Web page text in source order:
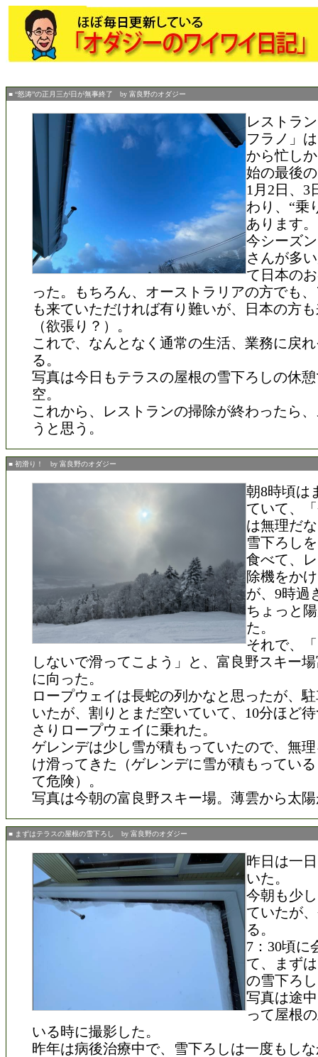
■ “怒涛”の正月三が日が無事終了 by 富良野のオダジー
レストラ
フラノ」
から忙し
始の最後
1月2日、3
わり、“乗
あります。
今シーズ
さんが多
て日本の
った。もちろん、オーストラリアの方でも
も来ていただければ有り難いが、日本の方
（欲張り？）。
これで、なんとなく通常の生活、業務に戻
る。
写真は今日もテラスの屋根の雪下ろしの休
空。
これから、レストランの掃除が終わったら
うと思う。
■ 初滑り！ by 富良野のオダジー
朝8時頃は
ていて、
は無理だ
雪下ろし
食べて、
除機をか
が、9時過
ちょっと
た。
それで、
しないで滑ってこよう」と、富良野スキー
に向った。
ロープウェイは長蛇の列かなと思ったが、
いたが、割りとまだ空いていて、10分ほど
さりロープウェイに乗れた。
ゲレンデは少し雪が積もっていたので、無
け滑ってきた（ゲレンデに雪が積もってい
て危険）。
写真は今朝の富良野スキー場。薄雲から太
■ まずはテラスの屋根の雪下ろし by 富良野のオダジー
昨日は一
いた。
今朝も少
ていたが
る。
7：30頃に
て、まず
の雪下ろ
写真は途
って屋根
いる時に撮影した。
昨年は病後治療中で、雪下ろしは一度もし